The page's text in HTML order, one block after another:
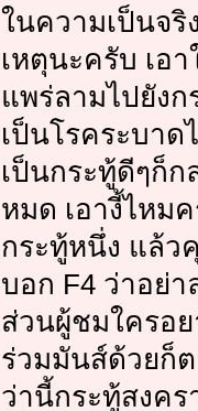
ในความเป็นจ
เหตุนะครับ เอ
แพร่ลามไปยัง
เป็นโรคระบา
เป็นกระทู้ดีๆก็ก
หมด เอางี้ไหม
กระทู้หนึ่ง แล้ว
บอก F4 ว่าอย่า
ส่วนผู้ชมใครอ
ร่วมมันส์ด้วยก็ต
ว่านี้กระทู้สงค